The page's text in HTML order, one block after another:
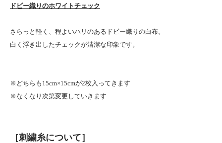
ドビー織りのホワイトチェック
さらっと軽く、程よいハリのあるドビー織りの白布。
白く浮き出したチェックが清潔な印象です。
※どちらも15cm×15cmが2枚入ってきます
※なくなり次第変更していきます
［刺繍糸について］